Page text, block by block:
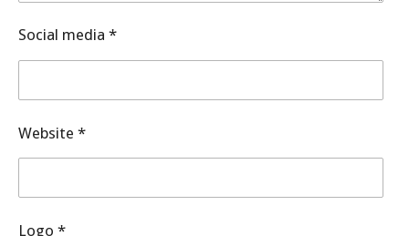
Social media *
Website *
Logo *